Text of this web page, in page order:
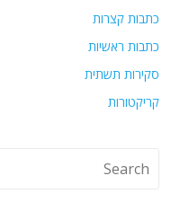
כתבות קצרות
כתבות ראשיות
סקירות תשתית
קריקטורות